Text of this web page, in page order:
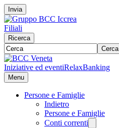
Invia
Filiali
Ricerca
Cerca
Iniziative ed eventiRelaxBanking
Menu
Persone e Famiglie
Indietro
Persone e Famiglie
Conti correnti